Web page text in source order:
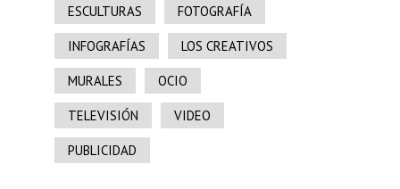
ESCULTURAS FOTOGRAFÍA
INFOGRAFÍAS LOS CREATIVOS
MURALES OCIO
TELEVISIÓN VIDEO
PUBLICIDAD